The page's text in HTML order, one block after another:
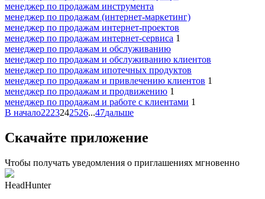
менеджер по продажам инструмента
менеджер по продажам (интернет-маркетинг)
менеджер по продажам интернет-проектов
менеджер по продажам интернет-сервиса 1
менеджер по продажам и обслуживанию
менеджер по продажам и обслуживанию клиентов
менеджер по продажам ипотечных продуктов
менеджер по продажам и привлечению клиентов 1
менеджер по продажам и продвижению 1
менеджер по продажам и работе с клиентами 1
В начало2223242526...47дальше
Скачайте приложение
Чтобы получать уведомления о приглашениях мгновенно
HeadHunter